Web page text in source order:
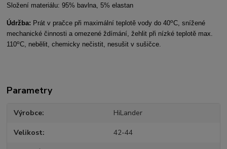
Složení materiálu: 95% bavlna, 5% elastan
Údržba: Prát v pračce při maximální teplotě vody do 40oC, snížené
mechanické činnosti a omezené ždímání, žehlit při nízké teplotě max.
110oC, nebělit, chemicky nečistit, nesušit v sušičce.
Parametry
Výrobce HiLander
Velikost 42-44